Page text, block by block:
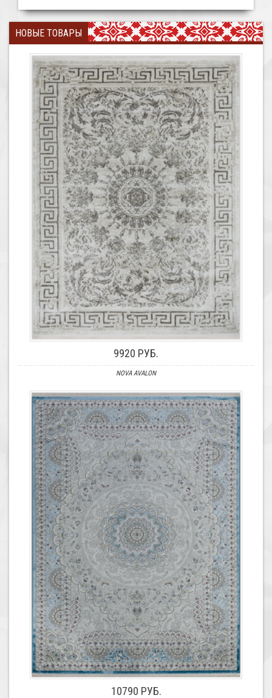
НОВЫЕ ТОВАРЫ
9920 РУБ.
NOVA AVALON
10790 РУБ.